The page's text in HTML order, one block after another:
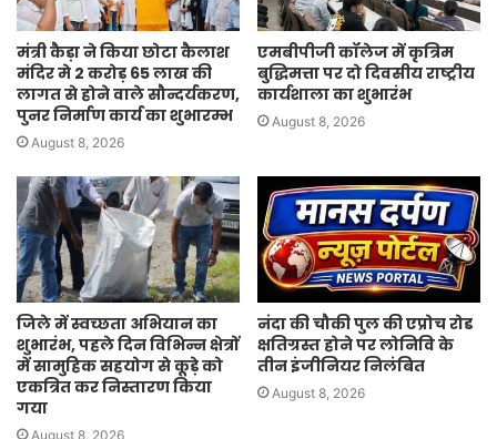
मंत्री कैड़ा ने किया छोटा कैलाश
मंदिर मे 2 करोड़ 65 लाख की
लागत से होने वाले सौन्दर्यकरण,
पुनर निर्माण कार्य का शुभारम्भ
August 8, 2026
एमबीपीजी कॉलेज में कृत्रिम
बुद्धिमत्ता पर दो दिवसीय राष्ट्रीय
कार्यशाला का शुभारंभ
August 8, 2026
जिले में स्वच्छता अभियान का
शुभारंभ, पहले दिन विभिन्न क्षेत्रों
में सामुहिक सहयोग से कूड़े को
एकत्रित कर निस्तारण किया
गया
August 8, 2026
नंदा की चौकी पुल की एप्रोच रोड
क्षतिग्रस्त होने पर लोनिवि के
तीन इंजीनियर निलंबित
August 8, 2026